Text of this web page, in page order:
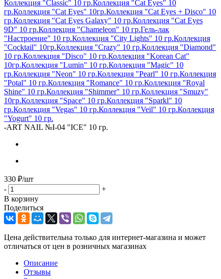
Коллекция "Classic" 10 гр.Коллекция "Cat Eyes" 10
гр.Коллекция "Cat Eyes" 10гр.Коллекция "Cat Eyes + Disco" 10
гр.Коллекция "Cat Eyes Galaxy" 10 гр.Коллекция "Cat Eyes
9D" 10 гр.Коллекция "Chameleon" 10 гр.Гель-лак
"Настроение" 10 гр.Коллекция "City Lights" 10 гр.Коллекция
"Cocktail" 10гр.Коллекция "Crazy" 10 гр.Коллекция "Diamond"
10 гр.Коллекция "Disco" 10 гр.Коллекция "Korean Cat"
10гр.Коллекция "Lumin" 10 гр.Коллекция "Magic" 10
гр.Коллекция "Neon" 10 гр.Коллекция "Pearl" 10 гр.Коллекция
"Potal" 10 гр.Коллекция "Romance" 10 гр.Коллекция "Royal
Shine" 10 гр.Коллекция "Shimmer" 10 гр.Коллекция "Smuzy"
10гр.Коллекция "Space" 10 гр.Коллекция "Sparkl" 10
гр.Коллекция "Vegas" 10 гр.Коллекция "Veil" 10 гр.Коллекция
"Yogurt" 10 гр.
-ART NAIL №I-04 "ICE" 10 гр.
330 ₽/шт
-
+
В корзину
Поделиться
Цена действительна только для интернет-магазина и может
отличаться от цен в розничных магазинах
Описание
Отзывы